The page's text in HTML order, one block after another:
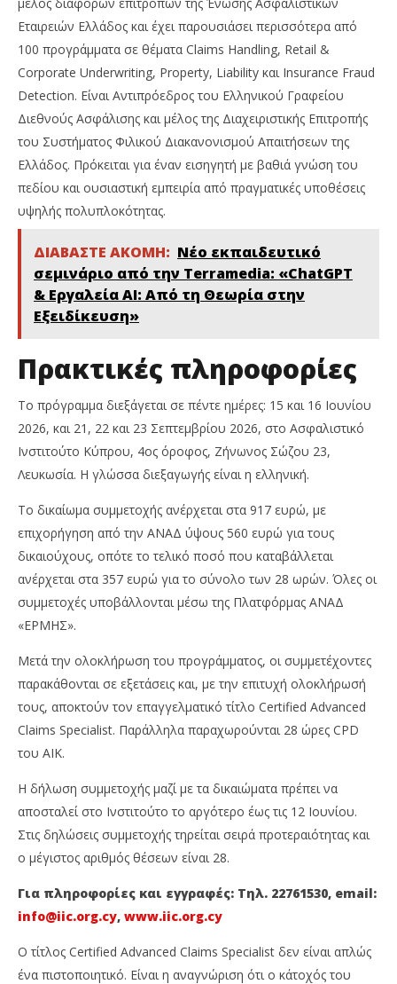
Εταιρειών Ελλάδος και έχει παρουσιάσει περισσότερα από
100 προγράμματα σε θέματα Claims Handling, Retail &
Corporate Underwriting, Property, Liability και Insurance Fraud
Detection. Είναι Αντιπρόεδρος του Ελληνικού Γραφείου
Διεθνούς Ασφάλισης και μέλος της Διαχειριστικής Επιτροπής
του Συστήματος Φιλικού Διακανονισμού Απαιτήσεων της
Ελλάδος. Πρόκειται για έναν εισηγητή με βαθιά γνώση του
πεδίου και ουσιαστική εμπειρία από πραγματικές υποθέσεις
υψηλής πολυπλοκότητας.
ΔΙΑΒΑΣΤΕ ΑΚΟΜΗ: Νέο εκπαιδευτικό
σεμινάριο από την Terramedia: «ChatGPT
& Εργαλεία ΑΙ: Από τη Θεωρία στην
Εξειδίκευση»
Πρακτικές πληροφορίες
Το πρόγραμμα διεξάγεται σε πέντε ημέρες: 15 και 16 Ιουνίου
2026, και 21, 22 και 23 Σεπτεμβρίου 2026, στο Ασφαλιστικό
Ινστιτούτο Κύπρου, 4ος όροφος, Ζήνωνος Σώζου 23,
Λευκωσία. Η γλώσσα διεξαγωγής είναι η ελληνική.
Το δικαίωμα συμμετοχής ανέρχεται στα 917 ευρώ, με
επιχορήγηση από την ΑΝΑΔ ύψους 560 ευρώ για τους
δικαιούχους, οπότε το τελικό ποσό που καταβάλλεται
ανέρχεται στα 357 ευρώ για το σύνολο των 28 ωρών. Όλες οι
συμμετοχές υποβάλλονται μέσω της Πλατφόρμας ΑΝΑΔ
«ΕΡΜΗΣ».
Μετά την ολοκλήρωση του προγράμματος, οι συμμετέχοντες
παρακάθονται σε εξετάσεις και, με την επιτυχή ολοκλήρωσή
τους, αποκτούν τον επαγγελματικό τίτλο Certified Advanced
Claims Specialist. Παράλληλα παραχωρούνται 28 ώρες CPD
του ΑΙΚ.
Η δήλωση συμμετοχής μαζί με τα δικαιώματα πρέπει να
αποσταλεί στο Ινστιτούτο το αργότερο έως τις 12 Ιουνίου.
Στις δηλώσεις συμμετοχής τηρείται σειρά προτεραιότητας και
ο μέγιστος αριθμός θέσεων είναι 28.
Για πληροφορίες και εγγραφές: Τηλ. 22761530, email:
info@iic.org.cy, www.iic.org.cy
Ο τίτλος Certified Advanced Claims Specialist δεν είναι απλώς
ένα πιστοποιητικό. Είναι η αναγνώριση ότι ο κάτοχός του